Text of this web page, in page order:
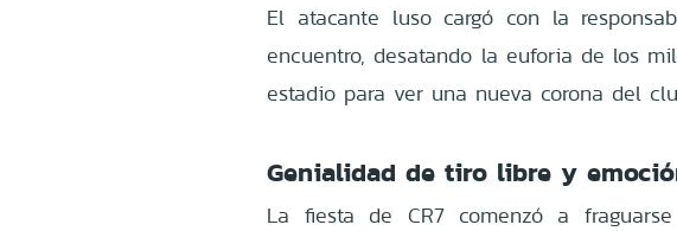
El atacante luso cargó con la
encuentro, desatando la euforia de los
estadio para ver una nueva corona del
Genialidad de tiro libre y
La fiesta de CR7 comenzó a